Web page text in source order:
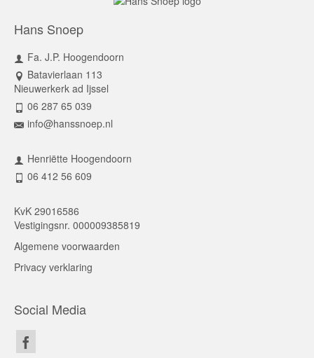
Hans Snoep
Fa. J.P. Hoogendoorn
Batavierlaan 113
Nieuwerkerk ad Ijssel
06 287 65 039
info@hanssnoep.nl
Henriëtte Hoogendoorn
06 412 56 609
KvK 29016586
Vestigingsnr. 000009385819
Algemene voorwaarden
Privacy verklaring
Social Media